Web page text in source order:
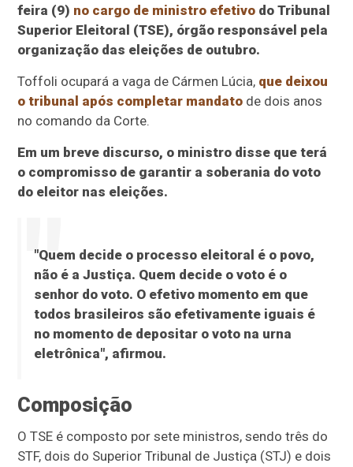
feira (9) no cargo de ministro efetivo do Tribunal
Superior Eleitoral (TSE), órgão responsável pela
organização das eleições de outubro.
Toffoli ocupará a vaga de Cármen Lúcia, que deixou
o tribunal após completar mandato de dois anos
no comando da Corte.
Em um breve discurso, o ministro disse que terá
o compromisso de garantir a soberania do voto
do eleitor nas eleições.
"Quem decide o processo eleitoral é o povo,
não é a Justiça. Quem decide o voto é o
senhor do voto. O efetivo momento em que
todos brasileiros são efetivamente iguais é
no momento de depositar o voto na urna
eletrônica", afirmou.
Composição
O TSE é composto por sete ministros, sendo três do
STF, dois do Superior Tribunal de Justiça (STJ) e dois